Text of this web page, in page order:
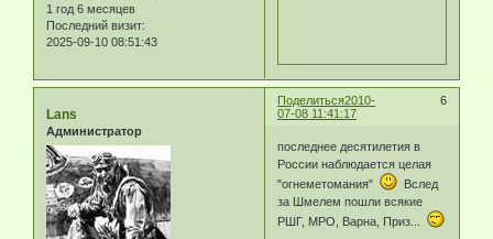
1 год 6 месяцев
Последний визит:
2025-09-10 08:51:43
Поделиться 6
2010-
07-08 11:41:17
Lans
Администратор
последнее десятилетия в
России наблюдается целая
"огнеметомания"
Вслед
за Шмелем пошли всякие
РШГ, МРО, Варна, Приз...